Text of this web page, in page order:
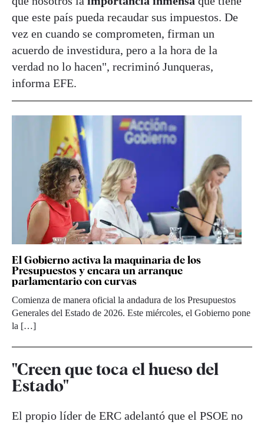
que este país pueda recaudar sus impuestos. De
vez en cuando se comprometen, firman un
acuerdo de investidura, pero a la hora de la
verdad no lo hacen", recriminó Junqueras,
informa EFE.
El Gobierno activa la maquinaria de los
Presupuestos y encara un arranque
parlamentario con curvas
Comienza de manera oficial la andadura de los Presupuestos
Generales del Estado de 2026. Este miércoles, el Gobierno pone
la […]
"Creen que toca el hueso del
Estado"
El propio líder de ERC adelantó que el PSOE no